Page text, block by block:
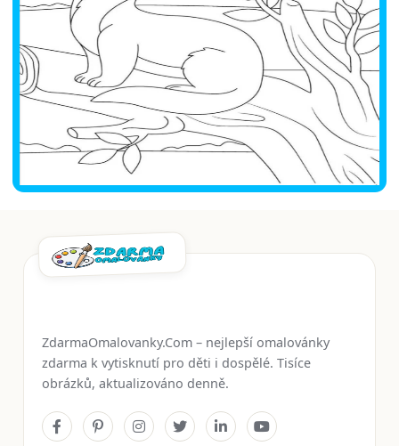
ZdarmaOmalovanky.Com – nejlepší omalovánky
zdarma k vytisknutí pro děti i dospělé. Tisíce
obrázků, aktualizováno denně.